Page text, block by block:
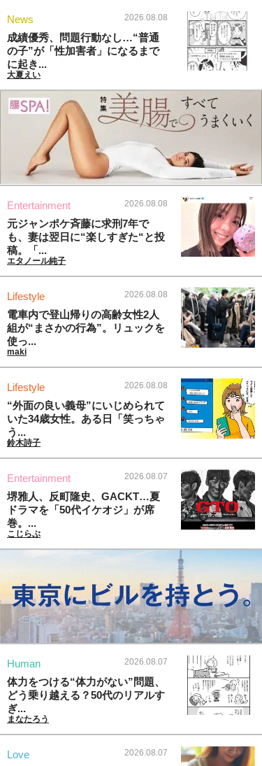
News 2026.08.08
成績優秀、問題行動なし…“普通
の子”が「性加害者」になるまで
に起き...
大夏えい
Entertainment 2026.08.08
元ジャンポケ斉藤に求刑7年で
も、妻は翌日に“楽しすぎた“と投
稿。「...
エタノール純子
Lifestyle 2026.08.08
電車内で登山帰りの高齢女性2人
組が“まさかの行為”。リュックを
使っ...
maki
Lifestyle 2026.08.08
“外面の良い義母”にいじめられて
いた34歳女性。ある日「笑っちゃ
う...
鈴木詩子
Entertainment 2026.08.07
堺雅人、反町隆史、GACKT…夏
ドラマを「50代イケオジ」が席
巻。...
こじらぶ
Human 2026.08.07
体力をつける“体力がない”問題、
どう乗り越える？50代のリアルす
ぎ...
まなたろう
Love 2026.08.07